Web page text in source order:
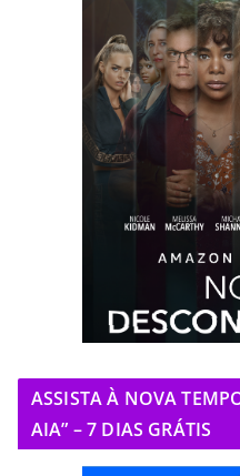
ASSISTA À NOVA
AIA” – 7 DIAS GRÁTIS